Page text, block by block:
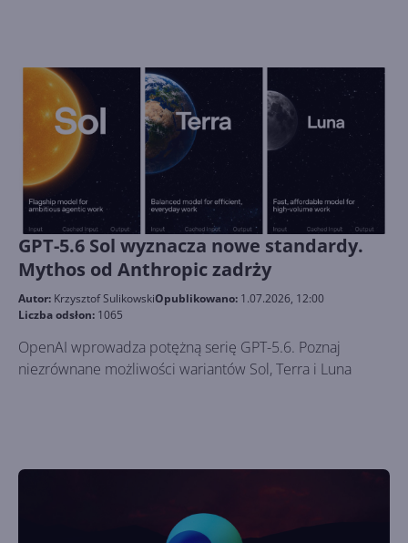
GPT-5.6 Sol wyznacza nowe standardy.
Mythos od Anthropic zadrży
Autor: Krzysztof SulikowskiOpublikowano: 1.07.2026, 12:00
Liczba odsłon: 1065
OpenAI wprowadza potężną serię GPT-5.6. Poznaj
niezrównane możliwości wariantów Sol, Terra i Luna